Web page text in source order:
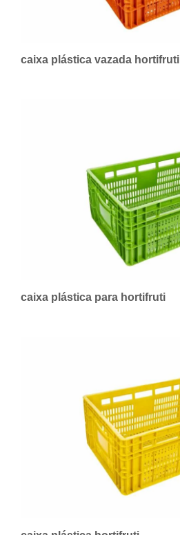
caixa plástica vazada hortifruti
caixa plástica para hortifruti